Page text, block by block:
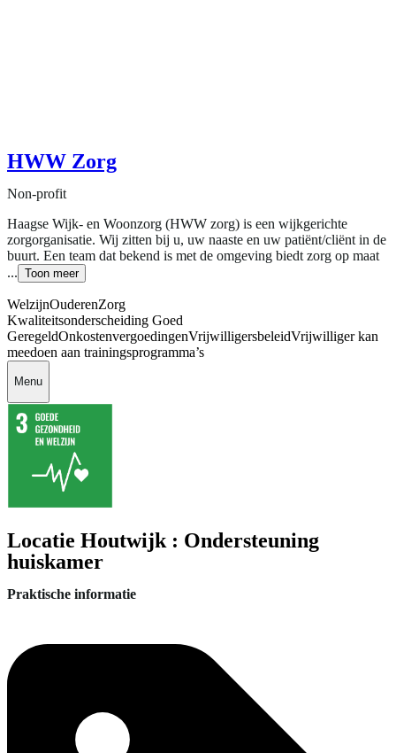
HWW Zorg
Non-profit
Haagse Wijk- en Woonzorg (HWW zorg) is een wijkgerichte
zorgorganisatie. Wij zitten bij u, uw naaste en uw patiënt/cliënt in de
buurt. Een team dat bekend is met de omgeving biedt zorg op maat
... Toon meer
WelzijnOuderenZorg
Kwaliteitsonderscheiding Goed
GeregeldOnkostenvergoedingenVrijwilligersbeleidVrijwilliger kan
meedoen aan trainingsprogramma’s
Menu
Locatie Houtwijk : Ondersteuning
huiskamer
Praktische informatie